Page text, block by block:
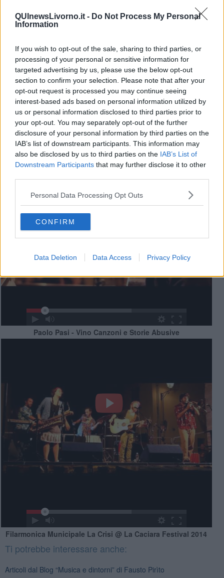
QUInewsLivorno.it - Do Not Process My Personal
Information
If you wish to opt-out of the sale, sharing to third parties, or
processing of your personal or sensitive information for
targeted advertising by us, please use the below opt-out
section to confirm your selection. Please note that after your
opt-out request is processed you may continue seeing
interest-based ads based on personal information utilized by
us or personal information disclosed to third parties prior to
your opt-out. You may separately opt-out of the further
disclosure of your personal information by third parties on the
IAB’s list of downstream participants. This information may
also be disclosed by us to third parties on the IAB’s List of
Downstream Participants that may further disclose it to other
Personal Data Processing Opt Outs
CONFIRM
Data Deletion Data Access Privacy Policy
Piero Ciampi - Ha tutte le carte in regola (per essere un artista)
Paolo Pasi - Vino Canzoni e Storie Abusive
Filarmonica Municipale La Crisi @ La Caciara Festival 2014
Ti potrebbe interessare anche:
Articoli dal Blog “Musica e dintorni” di Fausto Pirìto